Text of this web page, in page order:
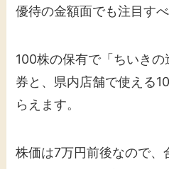
優待の金額面でも注目す
100株の保有で「ちいきの
券と、県内店舗で使える
らえます。
株価は7万円前後なので